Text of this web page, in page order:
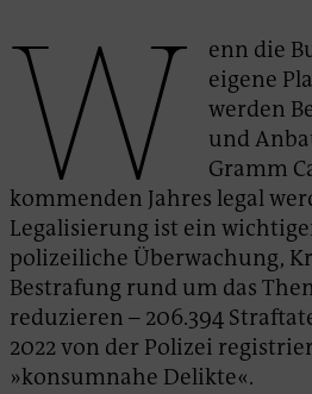
W
enn die
eigene
werden
und
Gramm
kommenden Jahres legal
Legalisierung ist ein
polizeiliche Überwachung,
Bestrafung rund um das
reduzieren – 206.394
2022 von der Polizei
»konsumnahe Delikte«.